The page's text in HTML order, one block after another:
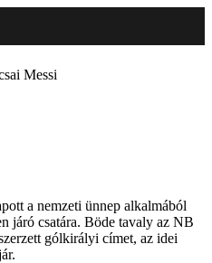
Messi
a nemzeti ünnep alkalmából
járó csatára. Böde tavaly az NB
gólkirályi címet, az idei